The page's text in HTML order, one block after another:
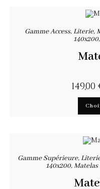
Gamme Access,Literie,
140x200,
149,00
Gamme Supérieure,
140x200,Matelas